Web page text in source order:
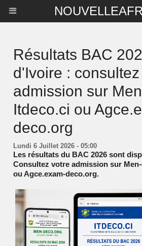
Résultats BAC
d'Ivoire :
admission sur
Itdeco.ci ou
deco.org
Lundi 6 Juillet 2026 - 05:00
Les résultats du BAC 2026 sont
Consultez votre admission sur
ou Agce.exam-deco.org.